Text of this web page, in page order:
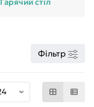
Фільтр